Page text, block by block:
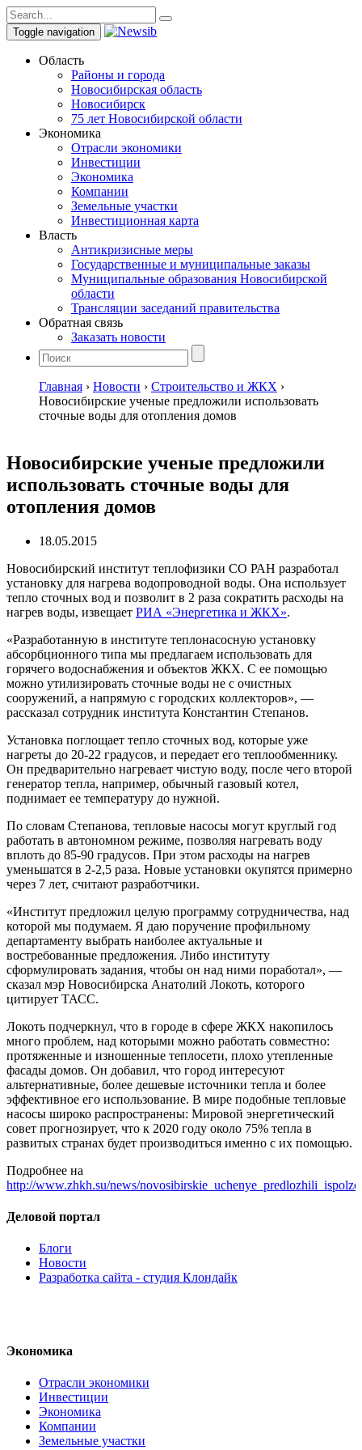
Toggle navigation
Область
Районы и города
Новосибирская область
Новосибирск
75 лет Новосибирской области
Экономика
Отрасли экономики
Инвестиции
Экономика
Компании
Земельные участки
Инвестиционная карта
Власть
Антикризисные меры
Государственные и муниципальные заказы
Муниципальные образования Новосибирской
области
Трансляции заседаний правительства
Обратная связь
Заказать новости
Главная › Новости › Строительство и ЖКХ ›
Новосибирские ученые предложили использовать
сточные воды для отопления домов
Новосибирские ученые предложили
использовать сточные воды для
отопления домов
18.05.2015
Новосибирский институт теплофизики СО РАН разработал
установку для нагрева водопроводной воды. Она использует
тепло сточных вод и позволит в 2 раза сократить расходы на
нагрев воды, извещает РИА «Энергетика и ЖКХ».
«Разработанную в институте теплонасосную установку
абсорбционного типа мы предлагаем использовать для
горячего водоснабжения и объектов ЖКХ. С ее помощью
можно утилизировать сточные воды не с очистных
сооружений, а напрямую с городских коллекторов», —
рассказал сотрудник института Константин Степанов.
Установка поглощает тепло сточных вод, которые уже
нагреты до 20-22 градусов, и передает его теплообменнику.
Он предварительно нагревает чистую воду, после чего второй
генератор тепла, например, обычный газовый котел,
поднимает ее температуру до нужной.
По словам Степанова, тепловые насосы могут круглый год
работать в автономном режиме, позволяя нагревать воду
вплоть до 85-90 градусов. При этом расходы на нагрев
уменьшатся в 2-2,5 раза. Новые установки окупятся примерно
через 7 лет, считают разработчики.
«Институт предложил целую программу сотрудничества, над
которой мы подумаем. Я даю поручение профильному
департаменту выбрать наиболее актуальные и
востребованные предложения. Либо институту
сформулировать задания, чтобы он над ними поработал», —
сказал мэр Новосибирска Анатолий Локоть, которого
цитирует ТАСС.
Локоть подчеркнул, что в городе в сфере ЖКХ накопилось
много проблем, над которыми можно работать совместно:
протяженные и изношенные теплосети, плохо утепленные
фасады домов. Он добавил, что город интересуют
альтернативные, более дешевые источники тепла и более
эффективное его использование. В мире подобные тепловые
насосы широко распространены: Мировой энергетический
совет прогнозирует, что к 2020 году около 75% тепла в
развитых странах будет производиться именно с их помощью.
Подробнее на
http://www.zhkh.su/news/
Деловой портал
Блоги
Новости
Разработка сайта - студия Клондайк
Экономика
Отрасли экономики
Инвестиции
Экономика
Компании
Земельные участки